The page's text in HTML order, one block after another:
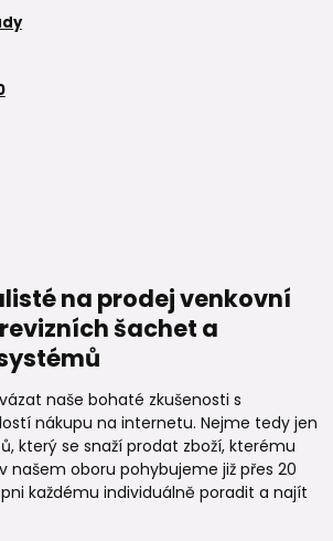
na prodej venkovní
šachet a
naše bohaté zkušenosti s
nákupu na internetu. Nejme tedy jen
který se snaží prodat zboží, kterému
našem oboru pohybujeme již přes 20
každému individuálně poradit a najít